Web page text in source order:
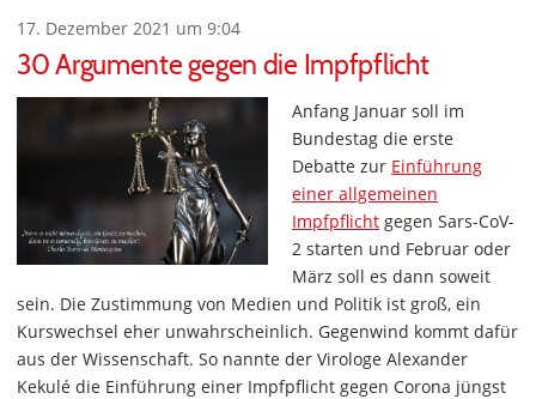
17. Dezember 2021 um 9:04
30 Argumente gegen die Impfpflicht
Anfang Januar soll im
Bundestag die erste
Debatte zur Einführung
einer allgemeinen
Impfpflicht gegen Sars-CoV-
2 starten und Februar oder
März soll es dann soweit
sein. Die Zustimmung von Medien und Politik ist groß, ein
Kurswechsel eher unwahrscheinlich. Gegenwind kommt dafür
aus der Wissenschaft. So nannte der Virologe Alexander
Kekulé die Einführung einer Impfpflicht gegen Corona jüngst